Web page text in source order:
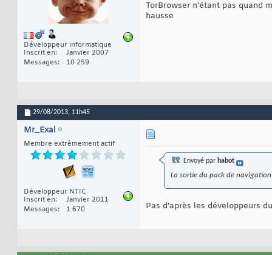
Développeur informatique
Inscrit en
Janvier 2007
Messages
10 259
TorBrowser n'étant pas quand
hausse
29/08/2013, 11h45
Mr_Exal
Membre extrêmement actif
Développeur NTIC
Inscrit en
Janvier 2011
Messages
1 670
Envoyé par habot
La sortie du pack de
Pas d'après les développeurs